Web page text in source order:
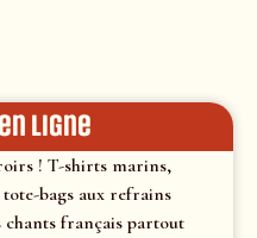
ligne
! T-shirts marins,
bags aux refrains
chants français partout